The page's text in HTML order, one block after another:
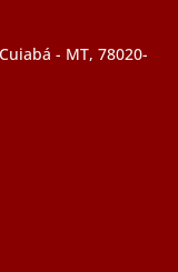
- MT, 78020-